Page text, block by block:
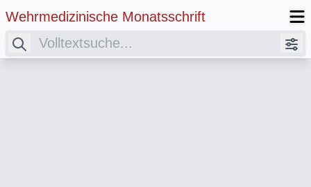
Wehrmedizinische Monatsschrift